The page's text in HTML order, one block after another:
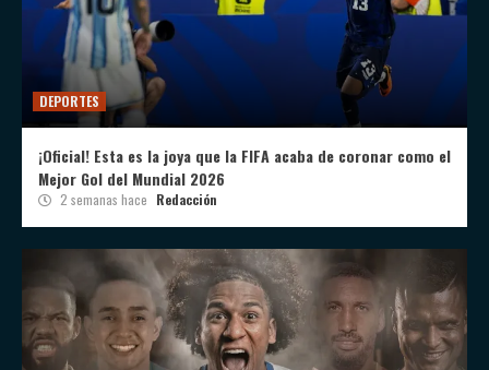
DEPORTES
¡Oficial! Esta es la joya que la FIFA acaba de coronar como el
Mejor Gol del Mundial 2026
2 semanas hace Redacción